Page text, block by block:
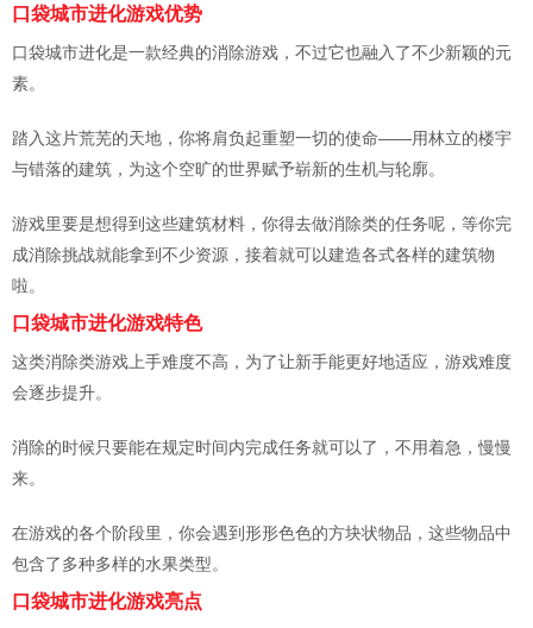
口袋城市进化游戏优势
口袋城市进化是一款经典的消除游戏，不过它也融入了不少新颖的元
素。
踏入这片荒芜的天地，你将肩负起重塑一切的使命——用林立的楼宇
与错落的建筑，为这个空旷的世界赋予崭新的生机与轮廓。
游戏里要是想得到这些建筑材料，你得去做消除类的任务呢，等你完
成消除挑战就能拿到不少资源，接着就可以建造各式各样的建筑物
啦。
口袋城市进化游戏特色
这类消除类游戏上手难度不高，为了让新手能更好地适应，游戏难度
会逐步提升。
消除的时候只要能在规定时间内完成任务就可以了，不用着急，慢慢
来。
在游戏的各个阶段里，你会遇到形形色色的方块状物品，这些物品中
包含了多种多样的水果类型。
口袋城市进化游戏亮点